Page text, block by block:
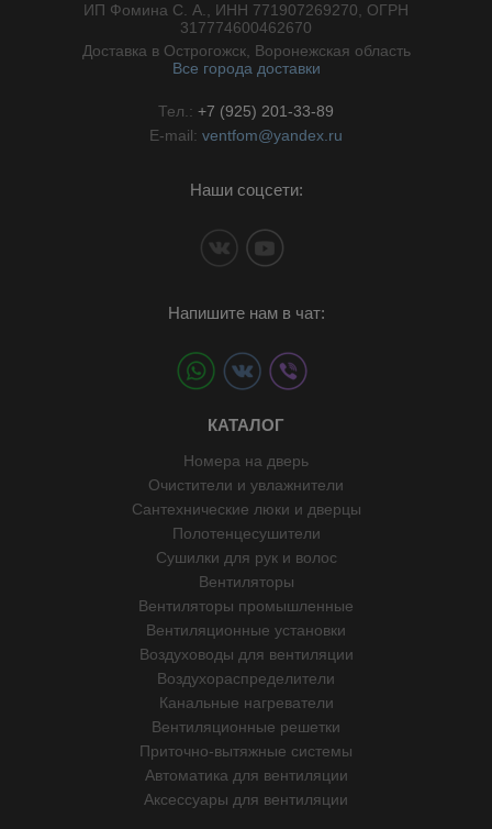
ИП Фомина С. А., ИНН 771907269270, ОГРН
317774600462670
Доставка в Острогожск, Воронежская область
Все города доставки
Тел.: +7 (925) 201-33-89
E-mail: ventfom@yandex.ru
Наши соцсети:
Напишите нам в чат:
КАТАЛОГ
Номера на дверь
Очистители и увлажнители
Сантехнические люки и дверцы
Полотенцесушители
Сушилки для рук и волос
Вентиляторы
Вентиляторы промышленные
Вентиляционные установки
Воздуховоды для вентиляции
Воздухораспределители
Канальные нагреватели
Вентиляционные решетки
Приточно-вытяжные системы
Автоматика для вентиляции
Аксессуары для вентиляции